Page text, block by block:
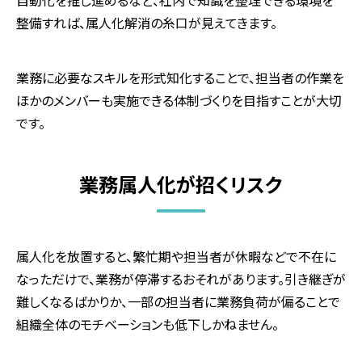
整備すれば、属人化解消の糸口が見えてきます。
業務に必要なスキルを形式知化することで、担当者の作業を
ほかのメンバーも実施できる体制づくりを目指すことが大切
です。
業務属人化が招くリスク
属人化を放置すると、繁忙期や担当者が休暇などで不在に
なっただけで、業務が停滞するおそれがあります。引き継ぎが
難しくなるばかりか、一部の担当者に業務負荷が偏ることで
組織全体のモチベーションも低下しかねません。